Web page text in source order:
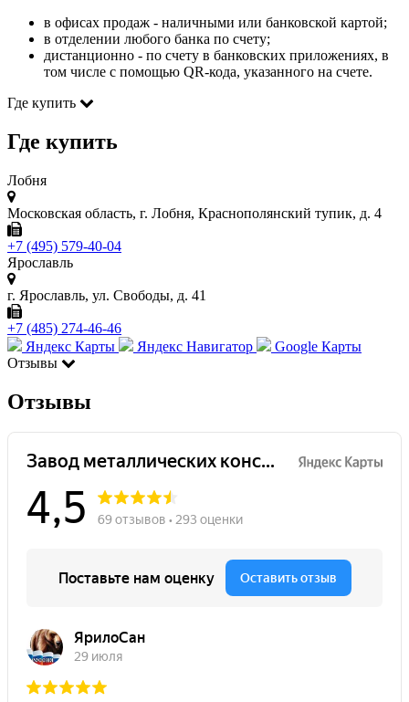
в офисах продаж - наличными или банковской картой;
в отделении любого банка по счету;
дистанционно - по счету в банковских приложениях, в
том числе с помощью QR-кода, указанного на счете.
Где купить
Где купить
Лобня
Московская область, г. Лобня, Краснополянский тупик, д. 4
+7 (495) 579-40-04
Ярославль
г. Ярославль, ул. Свободы, д. 41
+7 (485) 274-46-46
Яндекс Карты
Яндекс Навигатор
Google Карты
Отзывы
Отзывы